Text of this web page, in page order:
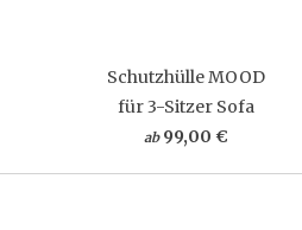
Schutzhülle MOOD
für 3-Sitzer Sofa
ab 99,00 €